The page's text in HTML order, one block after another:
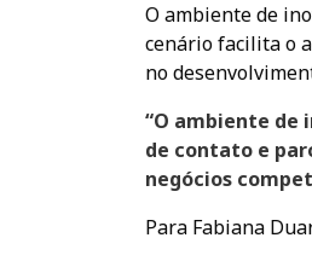
O ambiente de
cenário facilita o
no
“O ambiente de
de contato e
negócios
Para Fabiana